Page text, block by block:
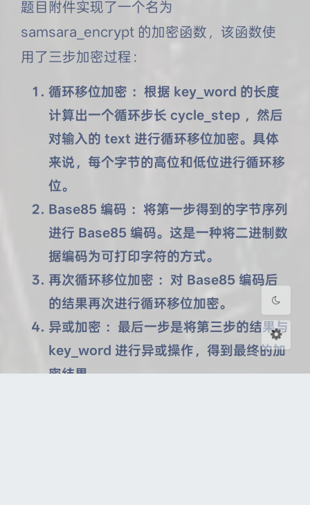
HarmonyOS Sans OPPOSans
浅阴影 深阴影
关闭 日落 暗化 灰度
题目附件实现了一个名为
samsara_encrypt 的加密函数，该函数使
用了三步加密过程：
循环移位加密 ：根据 key_word 的长度
计算出一个循环步长 cycle_step ，然后
对输入的 text 进行循环移位加密。具体
来说，每个字节的高位和低位进行循环移
位。
Base85 编码 ：将第一步得到的字节序列
进行 Base85 编码。这是一种将二进制数
据编码为可打印字符的方式。
再次循环移位加密 ：对 Base85 编码后
的结果再次进行循环移位加密。
异或加密 ：最后一步是将第三步的结果与
key_word 进行异或操作，得到最终的加
密结果。